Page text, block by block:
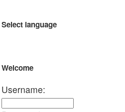
Select language
Welcome
Username: